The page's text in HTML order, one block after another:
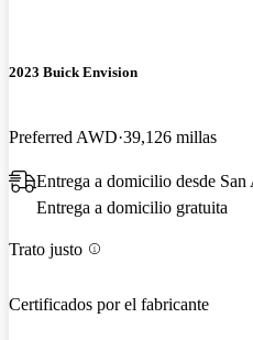
2023 Buick Envision
Preferred AWD 39,126 millas
Entrega a domicilio desde
Entrega a domicilio gratuita
Trato justo
Certificados por el fabricante